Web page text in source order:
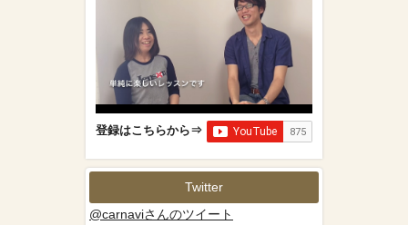
登録はこちらから⇒
Twitter
@carnaviさんのツイート